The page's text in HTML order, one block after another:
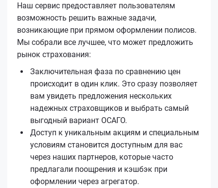
Наш сервис предоставляет пользователям
возможность решить важные задачи,
возникающие при прямом оформлении полисов.
Мы собрали все лучшее, что может предложить
рынок страхования:
Заключительная фаза по сравнению цен
происходит в один клик. Это сразу позволяет
вам увидеть предложения нескольких
надежных страховщиков и выбрать самый
выгодный вариант ОСАГО.
Доступ к уникальным акциям и специальным
условиям становится доступным для вас
через наших партнеров, которые часто
предлагали поощрения и кэшбэк при
оформлении через агрегатор.